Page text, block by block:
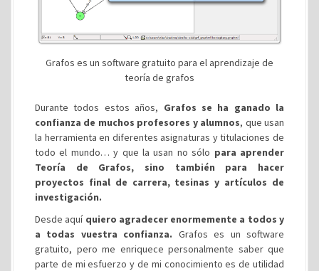
Grafos es un software gratuito para el aprendizaje de
teoría de grafos
Durante todos estos años, Grafos se ha ganado la
confianza de muchos profesores y alumnos, que usan
la herramienta en diferentes asignaturas y titulaciones de
todo el mundo… y que la usan no sólo para aprender
Teoría de Grafos, sino también para hacer
proyectos final de carrera, tesinas y artículos de
investigación.
Desde aquí quiero agradecer enormemente a todos y
a todas vuestra confianza. Grafos es un software
gratuito, pero me enriquece personalmente saber que
parte de mi esfuerzo y de mi conocimiento es de utilidad